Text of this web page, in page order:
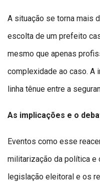
A situação se torna mais
escolta de um prefeito
mesmo que apenas
complexidade ao caso. A
linha tênue entre a
As implicações e o
Eventos como esse
militarização da política
legislação eleitoral e os